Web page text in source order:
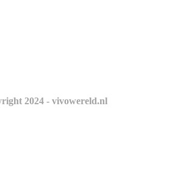
2024 - vivowereld.nl